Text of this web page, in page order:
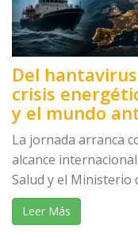
Del
crisis
y el mundo
La jornada arranca
alcance
Salud y el Ministerio
Leer Más